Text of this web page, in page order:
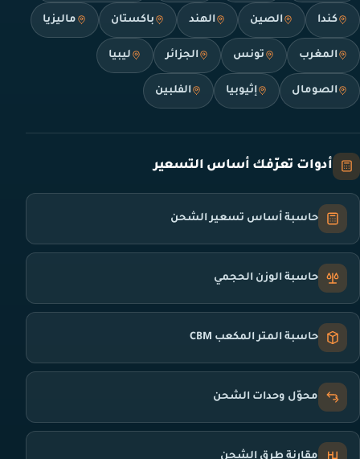
كندا الصين الهند باكستان ماليزيا
المغرب تونس الجزائر ليبيا
الصومال إثيوبيا الفلبين
أدوات تعرّفك أساس التسعير
حاسبة أساس تسعير الشحن
حاسبة الوزن الحجمي
حاسبة المتر المكعب CBM
محوّل وحدات الشحن
مقارنة طرق الشحن